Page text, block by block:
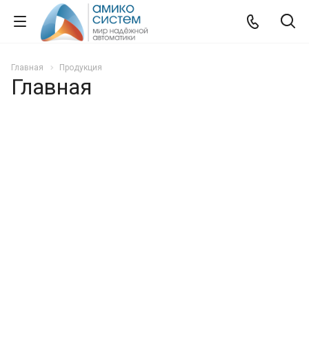
Главная Продукция
Главная